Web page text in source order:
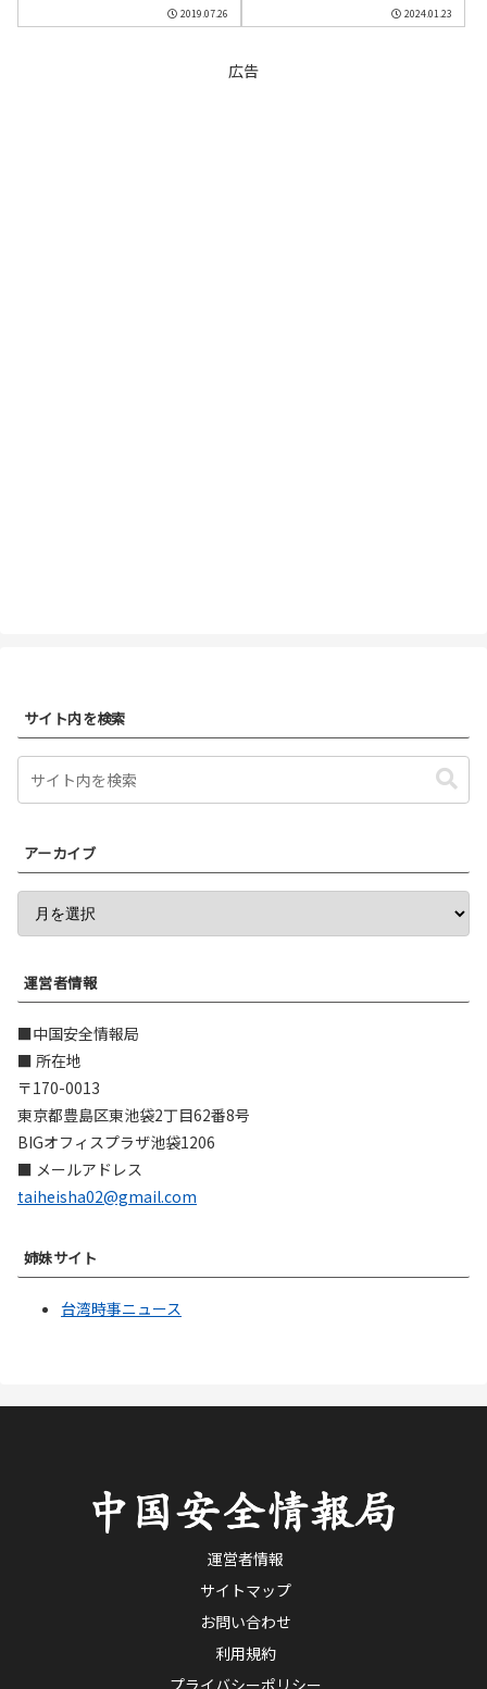
2019.07.26 2024.01.23
広告
サイト内を検索
アーカイブ
運営者情報
■中国安全情報局
■ 所在地
〒170-0013
東京都豊島区東池袋2丁目62番8号
BIGオフィスプラザ池袋1206
■ メールアドレス
taiheisha02@gmail.com
姉妹サイト
台湾時事ニュース
運営者情報
サイトマップ
お問い合わせ
利用規約
プライバシーポリシー